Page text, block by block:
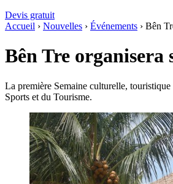
Devis gratuit
Accueil › Nouvelles › Événements › Bên
Bên Tre
La première Semaine culturelle,
Sports et du Tourisme.